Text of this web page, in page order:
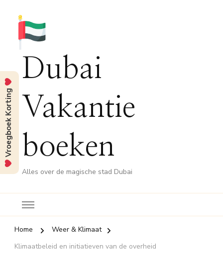
Dubai
Vakantie
boeken
Alles over de magische stad Dubai
Home
Weer & Klimaat
Klimaatbeleid en initiatieven van de overheid
Vroegboek Korting